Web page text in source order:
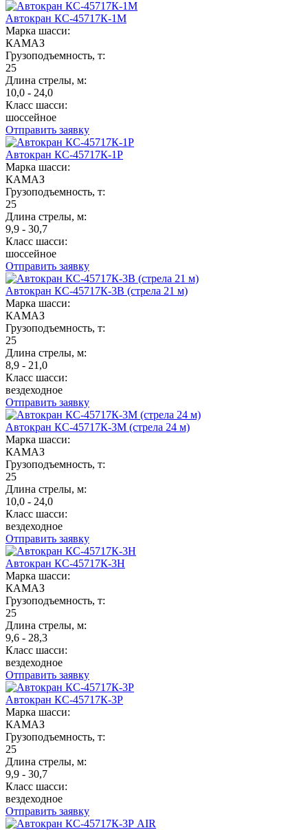
Автокран КС-45717К-1М
Марка шасси:
КАМАЗ
Грузоподъемность, т:
25
Длина стрелы, м:
10,0 - 24,0
Класс шасси:
шоссейное
Отправить заявку
Автокран КС-45717К-1Р
Марка шасси:
КАМАЗ
Грузоподъемность, т:
25
Длина стрелы, м:
9,9 - 30,7
Класс шасси:
шоссейное
Отправить заявку
Автокран КС-45717К-3В (стрела 21 м)
Марка шасси:
КАМАЗ
Грузоподъемность, т:
25
Длина стрелы, м:
8,9 - 21,0
Класс шасси:
вездеходное
Отправить заявку
Автокран КС-45717К-3М (стрела 24 м)
Марка шасси:
КАМАЗ
Грузоподъемность, т:
25
Длина стрелы, м:
10,0 - 24,0
Класс шасси:
вездеходное
Отправить заявку
Автокран КС-45717К-3Н
Марка шасси:
КАМАЗ
Грузоподъемность, т:
25
Длина стрелы, м:
9,6 - 28,3
Класс шасси:
вездеходное
Отправить заявку
Автокран КС-45717К-3Р
Марка шасси:
КАМАЗ
Грузоподъемность, т:
25
Длина стрелы, м:
9,9 - 30,7
Класс шасси:
вездеходное
Отправить заявку